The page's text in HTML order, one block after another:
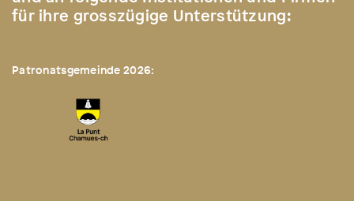
für ihre grosszügige Unterstützung:
Patronatsgemeinde 2026: